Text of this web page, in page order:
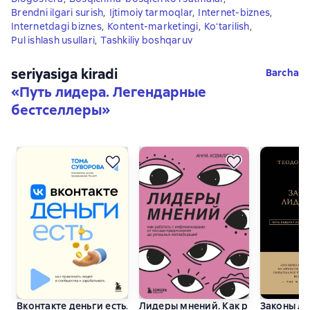
Brendni ilgari surish, Ijtimoiy tarmoqlar, Internet-biznes,
Internetdagi biznes, Kontent-marketingi, Koʻtarilish,
Pul ishlash usullari, Tashkiliy boshqaruv
seriyasiga kiradi
«Путь лидера. Легендарные
бестселлеры»
Barcha
Вконтакте деньги есть. Как привлекать людей в
Лидеры мнений. Как работать с
Законы